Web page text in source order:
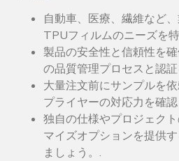
自動車、医療、繊維など
TPUフィルムのニーズを
製品の安全性と信頼性を
の品質管理プロセスと認
大量注文前にサンプルを
プライヤーの対応力を確
独自の仕様やプロジェク
マイズオプションを提供
ましょう。.